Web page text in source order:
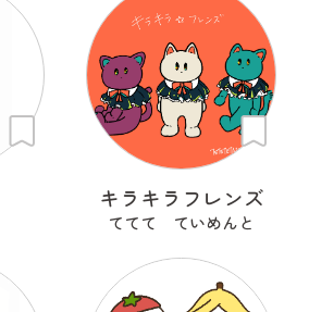
キラキラフレンズ
ててて ていめんと